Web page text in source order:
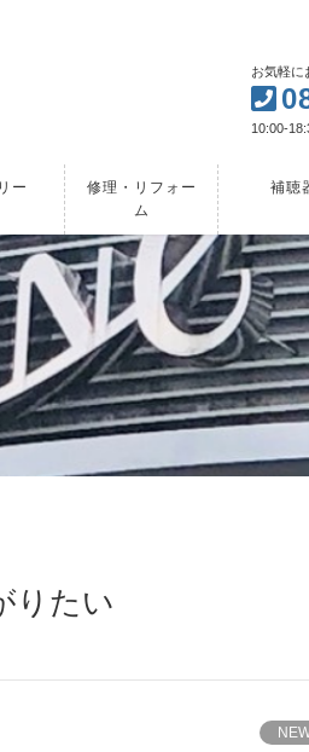
お気軽に
10:00-
ー
修理・リフォー
ム
補聴
りたい